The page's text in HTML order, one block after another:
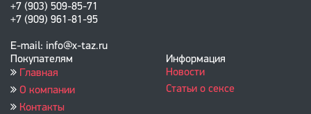
+7 (903) 509-85-71
+7 (909) 961-81-95
E-mail: info@x-taz.ru
Покупателям
Главная
О компании
Контакты
Информация
Новости
Статьи о сексе